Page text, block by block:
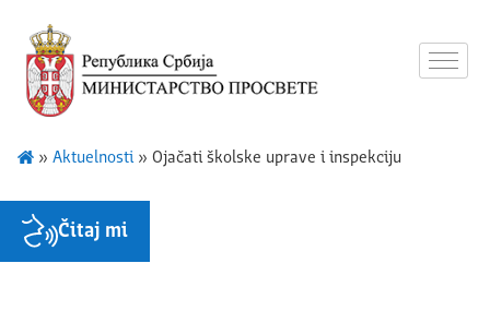
» Aktuelnosti» Ojačati školske uprave i inspekciju
Čitaj mi